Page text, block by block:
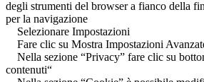
degli strumenti del browser a fianco della
per la navigazione
Selezionare Impostazioni
Fare clic su Mostra Impostazioni
Nella sezione “Privacy” fare clic su
contenuti“